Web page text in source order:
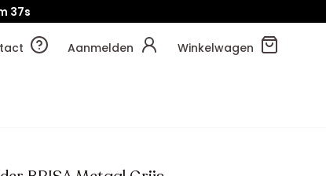
36s
Aanmelden Winkelwagen